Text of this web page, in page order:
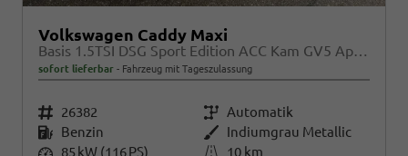
Volkswagen Caddy Maxi
Basis 1.5TSI DSG Sport Edition ACC Kam GV5 App AHK Reling
sofort lieferbar Fahrzeug mit Tageszulassung
Fahrzeugnr. 26382 Getriebe Automatik
Kraftstoff Benzin Außenfarbe Indiumgrau Metallic
Leistung 85 kW (116 PS) Kilometerstand
10 km